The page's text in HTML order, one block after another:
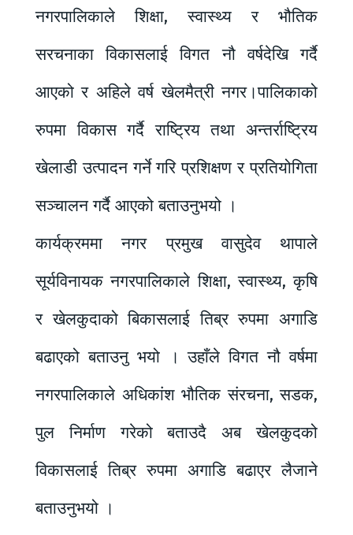
नगरपालिकाले शिक्षा, स्वास्थ्य र भौतिक
सरचनाका विकासलाई विगत नौ वर्षदेखि गर्दै
आएको र अहिले वर्ष खेलमैत्री नगर।पालिकाको
रुपमा विकास गर्दै राष्ट्रिय तथा अन्तर्राष्ट्रिय
खेलाडी उत्पादन गर्ने गरि प्रशिक्षण र प्रतियोगिता
सञ्चालन गर्दै आएको बताउनुभयो ।
कार्यक्रममा नगर प्रमुख वासुदेव थापाले
सूर्यविनायक नगरपालिकाले शिक्षा, स्वास्थ्य, कृषि
र खेलकुदाको बिकासलाई तिब्र रुपमा अगाडि
बढाएको बताउनु भयो । उहाँले विगत नौ वर्षमा
नगरपालिकाले अधिकांश भौतिक संरचना, सडक,
पुल निर्माण गरेको बताउदै अब खेलकुदको
विकासलाई तिब्र रुपमा अगाडि बढाएर लैजाने
बताउनुभयो ।